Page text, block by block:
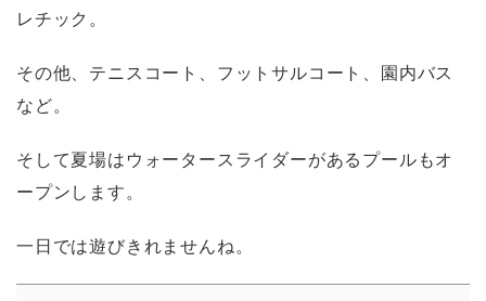
レチック。
その他、テニスコート、フットサルコート、園内バス
など。
そして夏場はウォータースライダーがあるプールもオ
ープンします。
一日では遊びきれませんね。